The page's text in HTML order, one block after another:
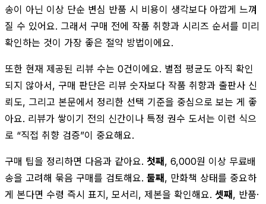
송이 아닌 이상 단순 변심 반품 시 비용이 생각보다 아깝게 느껴
질 수 있어요. 그래서 구매 전에 작품 취향과 시리즈 순서를 미리
확인하는 것이 가장 좋은 절약 방법이에요.
또한 현재 제공된 리뷰 수는 0건이에요. 별점 평균도 아직 확인
되지 않아서, 구매 판단은 리뷰 숫자보다 작품 취향과 출판사 신
뢰도, 그리고 본문에서 정리한 선택 기준을 중심으로 보는 게 좋
아요. 리뷰가 쌓이기 전의 신간이나 특정 권수 도서는 이런 식으
로 “직접 취향 검증”이 중요해요.
구매 팁을 정리하면 다음과 같아요. 첫째, 6,000원 이상 무료배
송을 고려해 묶음 구매를 검토해요. 둘째, 만화책 상태를 중요하
게 본다면 수령 즉시 표지, 모서리, 제본을 확인해요. 셋째, 반품·